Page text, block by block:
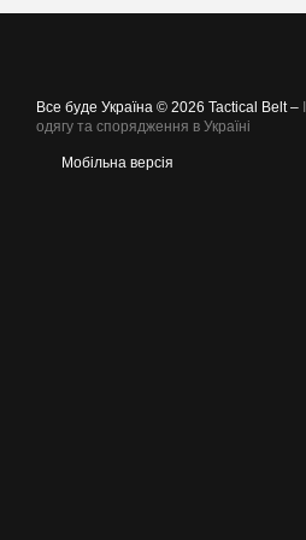
Все буде Україна © 2026 Tactical Belt –
одягу та спорядження в Україні
Мобільна версія